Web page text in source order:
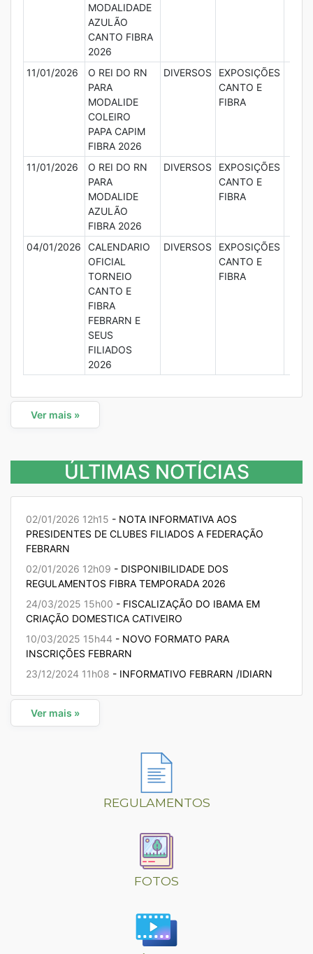
MODALIDADE
AZULÃO
CANTO FIBRA
2026
11/01/2026
O REI DO RN
PARA
MODALIDE
COLEIRO
PAPA CAPIM
FIBRA 2026
DIVERSOS
EXPOSIÇÕES
CANTO E
FIBRA
11/01/2026
O REI DO RN
PARA
MODALIDE
AZULÃO
FIBRA 2026
DIVERSOS
EXPOSIÇÕES
CANTO E
FIBRA
04/01/2026
CALENDARIO
OFICIAL
TORNEIO
CANTO E
FIBRA
FEBRARN E
SEUS
FILIADOS
2026
DIVERSOS
EXPOSIÇÕES
CANTO E
FIBRA
Ver mais »
ÚLTIMAS NOTÍCIAS
02/01/2026 12h15 - NOTA INFORMATIVA AOS
PRESIDENTES DE CLUBES FILIADOS A FEDERAÇÃO
FEBRARN
02/01/2026 12h09 - DISPONIBILIDADE DOS
REGULAMENTOS FIBRA TEMPORADA 2026
24/03/2025 15h00 - FISCALIZAÇÃO DO IBAMA EM
CRIAÇÃO DOMESTICA CATIVEIRO
10/03/2025 15h44 - NOVO FORMATO PARA
INSCRIÇÕES FEBRARN
23/12/2024 11h08 - INFORMATIVO FEBRARN /IDIARN
Ver mais »
REGULAMENTOS
FOTOS